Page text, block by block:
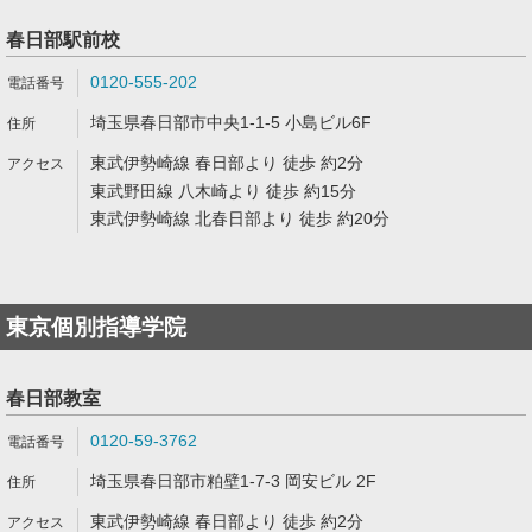
春日部駅前校
0120-555-202
埼玉県春日部市中央1-1-5 小島ビル6F
東武伊勢崎線 春日部より 徒歩 約2分
東武野田線 八木崎より 徒歩 約15分
東武伊勢崎線 北春日部より 徒歩 約20分
東京個別指導学院
春日部教室
0120-59-3762
埼玉県春日部市粕壁1-7-3 岡安ビル 2F
東武伊勢崎線 春日部より 徒歩 約2分